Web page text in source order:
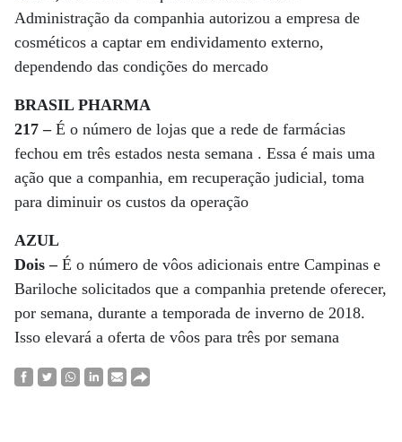
Administração da companhia autorizou a empresa de
cosméticos a captar em endividamento externo,
dependendo das condições do mercado
BRASIL PHARMA
217 –É o número de lojas que a rede de farmácias
fechou em três estados nesta semana . Essa é mais uma
ação que a companhia, em recuperação judicial, toma
para diminuir os custos da operação
AZUL
Dois –É o número de vôos adicionais entre Campinas e
Bariloche solicitados que a companhia pretende oferecer,
por semana, durante a temporada de inverno de 2018.
Isso elevará a oferta de vôos para três por semana